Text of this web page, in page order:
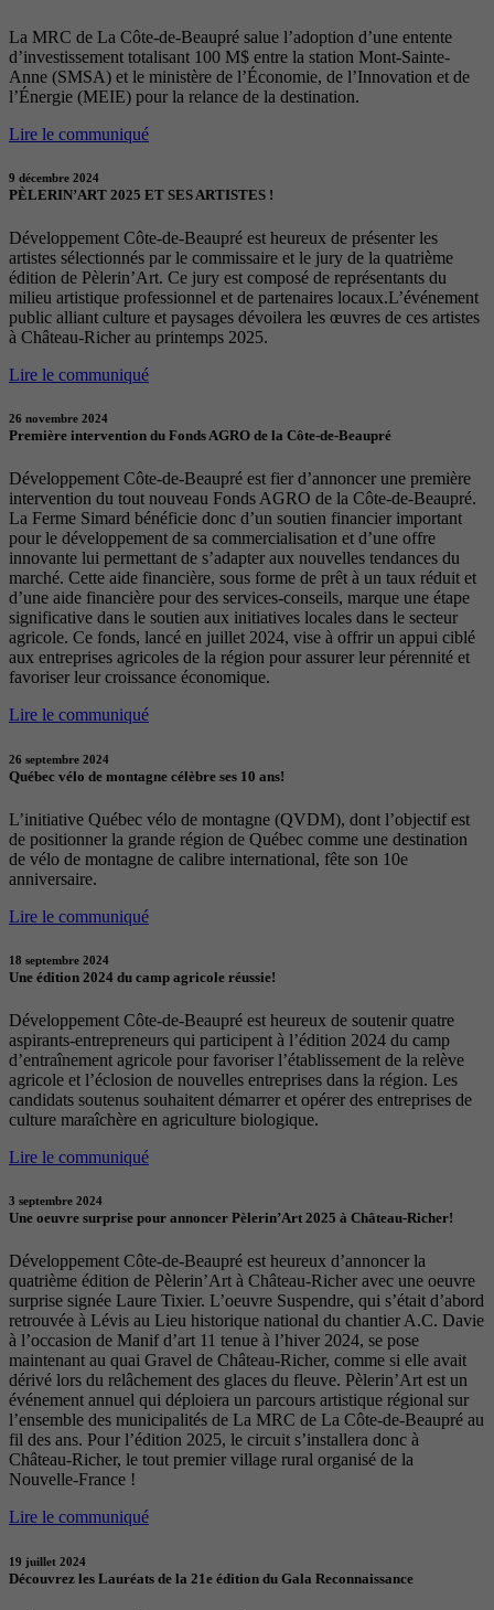
La MRC de La Côte-de-Beaupré salue l’adoption d’une entente
d’investissement totalisant 100 M$ entre la station Mont-Sainte-
Anne (SMSA) et le ministère de l’Économie, de l’Innovation et de
l’Énergie (MEIE) pour la relance de la destination.
Lire le communiqué
9 décembre 2024
PÈLERIN’ART 2025 ET SES ARTISTES !
Développement Côte-de-Beaupré est heureux de présenter les
artistes sélectionnés par le commissaire et le jury de la quatrième
édition de Pèlerin’Art. Ce jury est composé de représentants du
milieu artistique professionnel et de partenaires locaux.L’événement
public alliant culture et paysages dévoilera les œuvres de ces artistes
à Château-Richer au printemps 2025.
Lire le communiqué
26 novembre 2024
Première intervention du Fonds AGRO de la Côte-de-Beaupré
Développement Côte-de-Beaupré est fier d’annoncer une première
intervention du tout nouveau Fonds AGRO de la Côte-de-Beaupré.
La Ferme Simard bénéficie donc d’un soutien financier important
pour le développement de sa commercialisation et d’une offre
innovante lui permettant de s’adapter aux nouvelles tendances du
marché. Cette aide financière, sous forme de prêt à un taux réduit et
d’une aide financière pour des services-conseils, marque une étape
significative dans le soutien aux initiatives locales dans le secteur
agricole. Ce fonds, lancé en juillet 2024, vise à offrir un appui ciblé
aux entreprises agricoles de la région pour assurer leur pérennité et
favoriser leur croissance économique.
Lire le communiqué
26 septembre 2024
Québec vélo de montagne célèbre ses 10 ans!
L’initiative Québec vélo de montagne (QVDM), dont l’objectif est
de positionner la grande région de Québec comme une destination
de vélo de montagne de calibre international, fête son 10e
anniversaire.
Lire le communiqué
18 septembre 2024
Une édition 2024 du camp agricole réussie!
Développement Côte-de-Beaupré est heureux de soutenir quatre
aspirants-entrepreneurs qui participent à l’édition 2024 du camp
d’entraînement agricole pour favoriser l’établissement de la relève
agricole et l’éclosion de nouvelles entreprises dans la région. Les
candidats soutenus souhaitent démarrer et opérer des entreprises de
culture maraîchère en agriculture biologique.
Lire le communiqué
3 septembre 2024
Une oeuvre surprise pour annoncer Pèlerin’Art 2025 à Château-Richer!
Développement Côte-de-Beaupré est heureux d’annoncer la
quatrième édition de Pèlerin’Art à Château-Richer avec une oeuvre
surprise signée Laure Tixier. L’oeuvre Suspendre, qui s’était d’abord
retrouvée à Lévis au Lieu historique national du chantier A.C. Davie
à l’occasion de Manif d’art 11 tenue à l’hiver 2024, se pose
maintenant au quai Gravel de Château-Richer, comme si elle avait
dérivé lors du relâchement des glaces du fleuve. Pèlerin’Art est un
événement annuel qui déploiera un parcours artistique régional sur
l’ensemble des municipalités de La MRC de La Côte-de-Beaupré au
fil des ans. Pour l’édition 2025, le circuit s’installera donc à
Château-Richer, le tout premier village rural organisé de la
Nouvelle-France !
Lire le communiqué
19 juillet 2024
Découvrez les Lauréats de la 21e édition du Gala Reconnaissance